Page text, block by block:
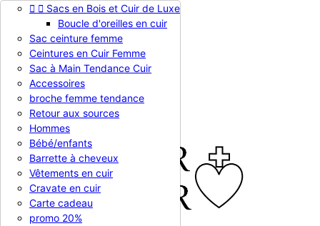
Appelez-nous :0786510612
EUR € 
EUR €
RUB RUB
Connexion
shopping_cart Panier (0)
  Sacs en Bois et Cuir de Luxe
Boucle d'oreilles en cuir
Sac ceinture femme
Ceintures en Cuir Femme
Sac à Main Tendance Cuir
Accessoires
broche femme tendance
Retour aux sources
Hommes
Bébé/enfants
Barrette à cheveux
Vêtements en cuir
Cravate en cuir
Carte cadeau
promo 20%